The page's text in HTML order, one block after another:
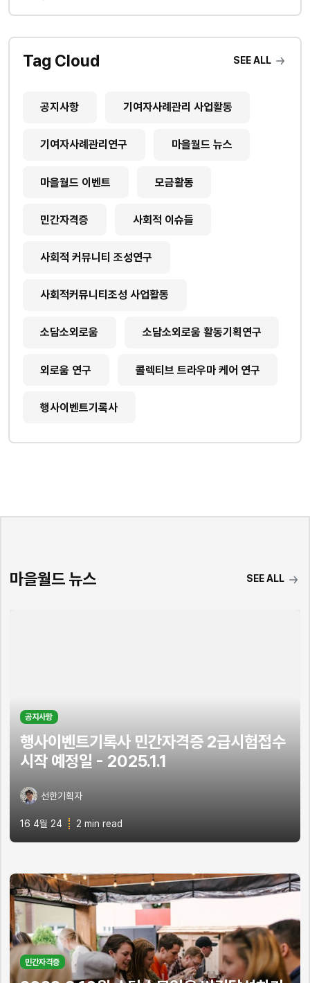
Tag Cloud SEE ALL
공지사항 기여자사례관리 사업활동
기여자사례관리연구 마을월드 뉴스
마을월드 이벤트 모금활동
민간자격증 사회적 이슈들
사회적 커뮤니티 조성연구
사회적커뮤니티조성 사업활동
소담소외로움 소담소외로움 활동기획연구
외로움 연구 콜렉티브 트라우마 케어 연구
행사이벤트기록사
마을월드 뉴스 SEE ALL
공지사항
행사이벤트기록사 민간자격증 2급시험접수
시작 예정일 - 2025.1.1
선한기획자
16 4월 24 2 min read
민간자격증